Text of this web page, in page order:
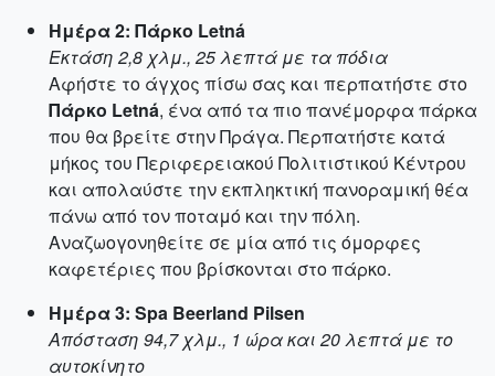
Ημέρα 2: Πάρκο Letná
Εκτάση 2,8 χλμ., 25 λεπτά με τα πόδια
Αφήστε το άγχος πίσω σας και περπατήστε στο
Πάρκο Letná, ένα από τα πιο πανέμορφα πάρκα
που θα βρείτε στην Πράγα. Περπατήστε κατά
μήκος του Περιφερειακού Πολιτιστικού Κέντρου
και απολαύστε την εκπληκτική πανοραμική θέα
πάνω από τον ποταμό και την πόλη.
Αναζωογονηθείτε σε μία από τις όμορφες
καφετέριες που βρίσκονται στο πάρκο.
Ημέρα 3: Spa Beerland Pilsen
Απόσταση 94,7 χλμ., 1 ώρα και 20 λεπτά με το
αυτοκίνητο